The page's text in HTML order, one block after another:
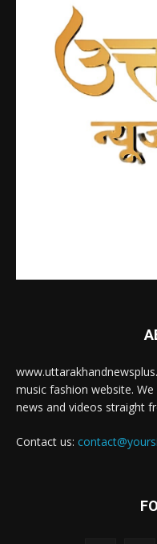
music fashion website.
news and videos straight
Contact us: